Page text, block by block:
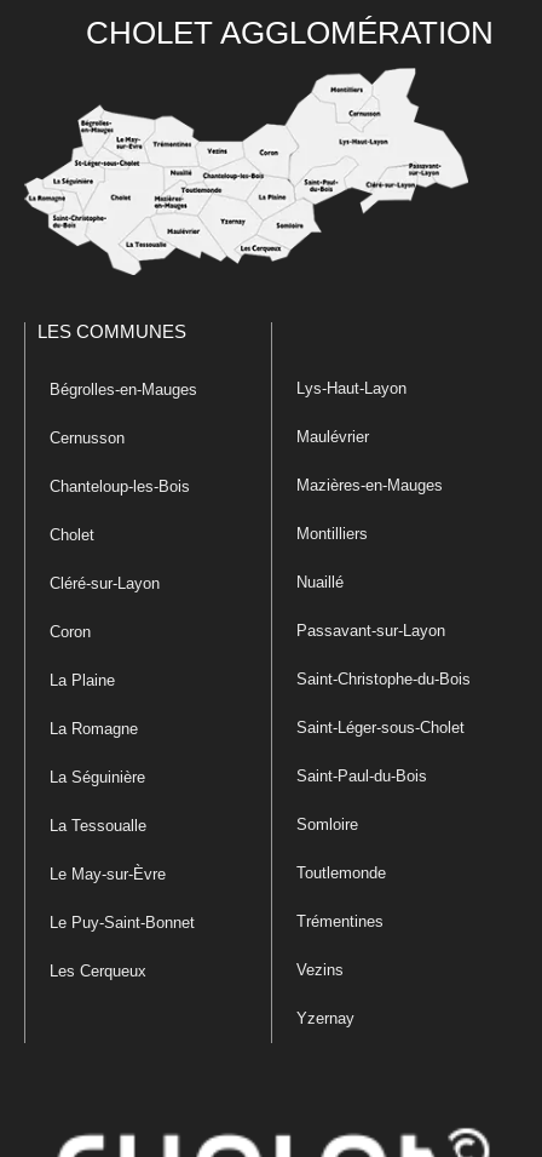
CHOLET AGGLOMÉRATION
LES COMMUNES
Bégrolles-en-Mauges
Cernusson
Chanteloup-les-Bois
Cholet
Cléré-sur-Layon
Coron
La Plaine
La Romagne
La Séguinière
La Tessoualle
Le May-sur-Èvre
Le Puy-Saint-Bonnet
Les Cerqueux
Lys-Haut-Layon
Maulévrier
Mazières-en-Mauges
Montilliers
Nuaillé
Passavant-sur-Layon
Saint-Christophe-du-Bois
Saint-Léger-sous-Cholet
Saint-Paul-du-Bois
Somloire
Toutlemonde
Trémentines
Vezins
Yzernay